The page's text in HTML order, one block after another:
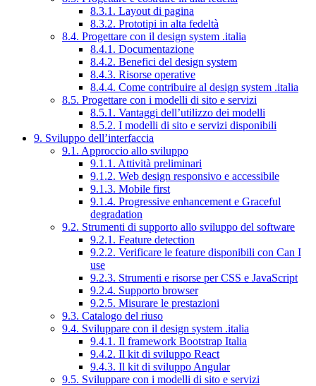
8.3.1. Layout di pagina
8.3.2. Prototipi in alta fedeltà
8.4. Progettare con il design system .italia
8.4.1. Documentazione
8.4.2. Benefici del design system
8.4.3. Risorse operative
8.4.4. Come contribuire al design system .italia
8.5. Progettare con i modelli di sito e servizi
8.5.1. Vantaggi dell’utilizzo dei modelli
8.5.2. I modelli di sito e servizi disponibili
9. Sviluppo dell’interfaccia
9.1. Approccio allo sviluppo
9.1.1. Attività preliminari
9.1.2. Web design responsivo e accessibile
9.1.3. Mobile first
9.1.4. Progressive enhancement e Graceful
degradation
9.2. Strumenti di supporto allo sviluppo del software
9.2.1. Feature detection
9.2.2. Verificare le feature disponibili con Can I
use
9.2.3. Strumenti e risorse per CSS e JavaScript
9.2.4. Supporto browser
9.2.5. Misurare le prestazioni
9.3. Catalogo del riuso
9.4. Sviluppare con il design system .italia
9.4.1. Il framework Bootstrap Italia
9.4.2. Il kit di sviluppo React
9.4.3. Il kit di sviluppo Angular
9.5. Sviluppare con i modelli di sito e servizi